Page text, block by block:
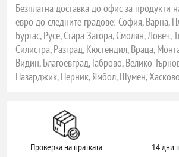
Безплатна доставка до офис за продукти
евро до следните градове: София, Варна,
Бургас, Русе, Стара Загора, Смолян, Ловеч,
Силистра, Разград, Кюстендил, Враца,
Видин, Благоевград, Габрово, Велико
Пазарджик, Перник, Ямбол, Шумен,
Проверка на пратката 14 дни